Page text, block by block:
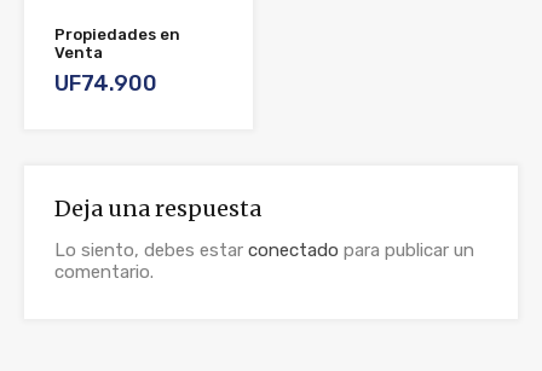
Propiedades en
Venta
UF74.900
Deja una respuesta
Lo siento, debes estar conectado para publicar un
comentario.